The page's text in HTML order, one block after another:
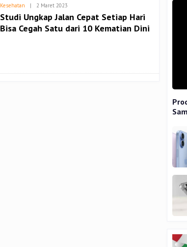
Kesehatan | 2 Maret 2023Oleh
Studi Ungkap Jalan Cepat Setiap Hari
Bisa Cegah Satu dari 10 Kematian Dini